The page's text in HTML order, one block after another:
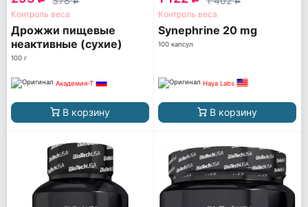
Контроль веса
Дрожжи пищевые
неактивные (сухие)
100 г
Академия-Т
В корзину
Контроль веса
Synephrine 20 mg
100 капсул
Haya Labs
В корзину